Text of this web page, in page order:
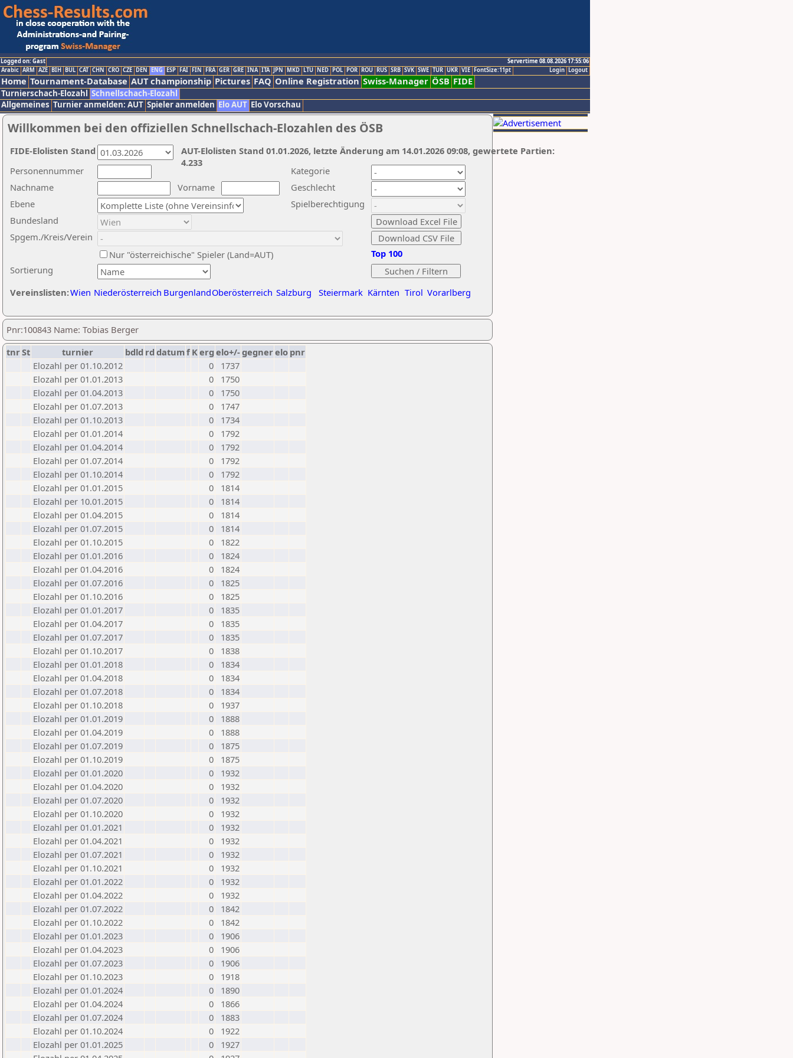
Logged on: Gast
Servertime 08.08.2026 17:55:06
Logout
Login
Arabic ARM AZE BIH BUL CAT CHN CRO CZE DEN ENG ESP FAI FIN FRA GER GRE INA ITA JPN MKD LTU NED POL POR ROU RUS SRB SVK SWE TUR UKR VIE FontSize:11pt
Home Tournament-Database AUT championship Pictures FAQ Online Registration Swiss-Manager ÖSB FIDE
Turnierschach-Elozahl Schnellschach-Elozahl
Allgemeines Turnier anmelden: AUT Spieler anmelden Elo AUT Elo Vorschau
Willkommen bei den offiziellen Schnellschach-Elozahlen des ÖSB
Nachname
Vorname
Ebene
Kategorie
Sortierung
Personennummer
Bundesland
Spgem./Kreis/Verein
Geschlecht
Nur "österreichische" Spieler (Land=AUT)
Spielberechtigung
Vereinslisten:Wien Niederösterreich BurgenlandOberösterreich Salzburg Steiermark Kärnten Tirol Vorarlberg
Top 100
AUT-Elolisten Stand 01.01.2026, letzte Änderung am 14.01.2026 09:08, gewertete Partien:
4.233
FIDE-Elolisten Stand
Pnr:100843 Name: Tobias Berger
tnrSt turnier bdld rd datumf Kerg elo+/-gegnerelo pnr
Elozahl per 01.10.2012
0
1737
Elozahl per 01.01.2013
0
1750
Elozahl per 01.04.2013
0
1750
Elozahl per 01.07.2013
0
1747
Elozahl per 01.10.2013
0
1734
Elozahl per 01.01.2014
0
1792
Elozahl per 01.04.2014
0
1792
Elozahl per 01.07.2014
0
1792
Elozahl per 01.10.2014
0
1792
Elozahl per 01.01.2015
0
1814
Elozahl per 10.01.2015
0
1814
Elozahl per 01.04.2015
0
1814
Elozahl per 01.07.2015
0
1814
Elozahl per 01.10.2015
0
1822
Elozahl per 01.01.2016
0
1824
Elozahl per 01.04.2016
0
1824
Elozahl per 01.07.2016
0
1825
Elozahl per 01.10.2016
0
1825
Elozahl per 01.01.2017
0
1835
Elozahl per 01.04.2017
0
1835
Elozahl per 01.07.2017
0
1835
Elozahl per 01.10.2017
0
1838
Elozahl per 01.01.2018
0
1834
Elozahl per 01.04.2018
0
1834
Elozahl per 01.07.2018
0
1834
Elozahl per 01.10.2018
0
1937
Elozahl per 01.01.2019
0
1888
Elozahl per 01.04.2019
0
1888
Elozahl per 01.07.2019
0
1875
Elozahl per 01.10.2019
0
1875
Elozahl per 01.01.2020
0
1932
Elozahl per 01.04.2020
0
1932
Elozahl per 01.07.2020
0
1932
Elozahl per 01.10.2020
0
1932
Elozahl per 01.01.2021
0
1932
Elozahl per 01.04.2021
0
1932
Elozahl per 01.07.2021
0
1932
Elozahl per 01.10.2021
0
1932
Elozahl per 01.01.2022
0
1932
Elozahl per 01.04.2022
0
1932
Elozahl per 01.07.2022
0
1842
Elozahl per 01.10.2022
0
1842
Elozahl per 01.01.2023
0
1906
Elozahl per 01.04.2023
0
1906
Elozahl per 01.07.2023
0
1906
Elozahl per 01.10.2023
0
1918
Elozahl per 01.01.2024
0
1890
Elozahl per 01.04.2024
0
1866
Elozahl per 01.07.2024
0
1883
Elozahl per 01.10.2024
0
1922
Elozahl per 01.01.2025
0
1927